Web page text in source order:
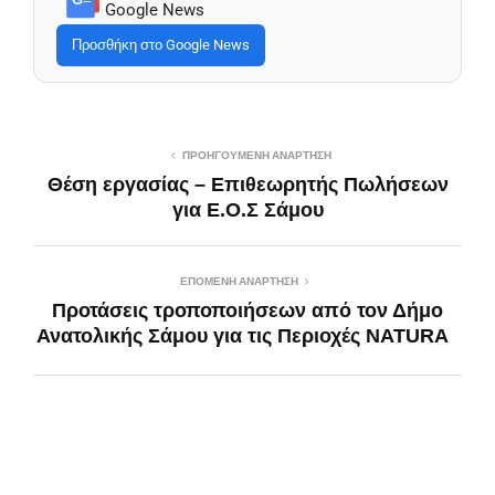
Google News
Προσθήκη στο Google News
ΠΡΟΗΓΟΎΜΕΝΗ ΑΝΆΡΤΗΣΗ
Θέση εργασίας – Επιθεωρητής Πωλήσεων
για Ε.Ο.Σ Σάμου
ΕΠΌΜΕΝΗ ΑΝΆΡΤΗΣΗ
Προτάσεις τροποποιήσεων από τον Δήμο
Ανατολικής Σάμου για τις Περιοχές NATURA